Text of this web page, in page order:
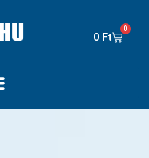
0 Ft
0